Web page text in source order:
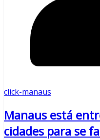
click-manaus
Manaus está
cidades para se